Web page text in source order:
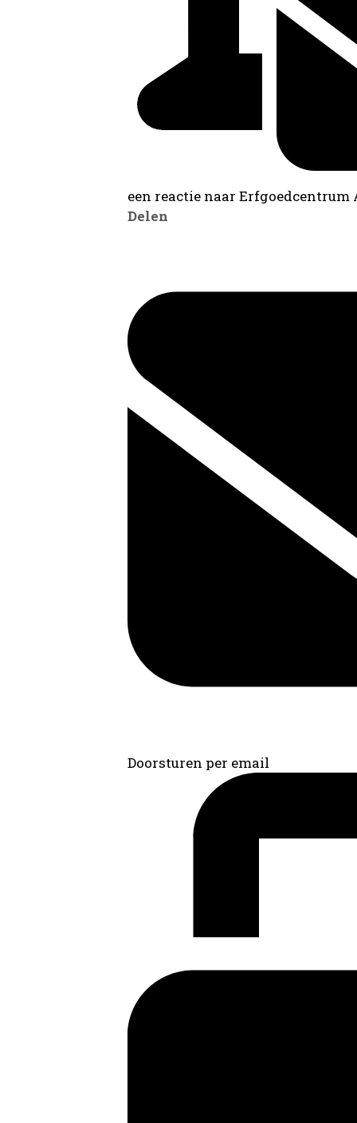
een reactie naar
Delen
Doorsturen per email